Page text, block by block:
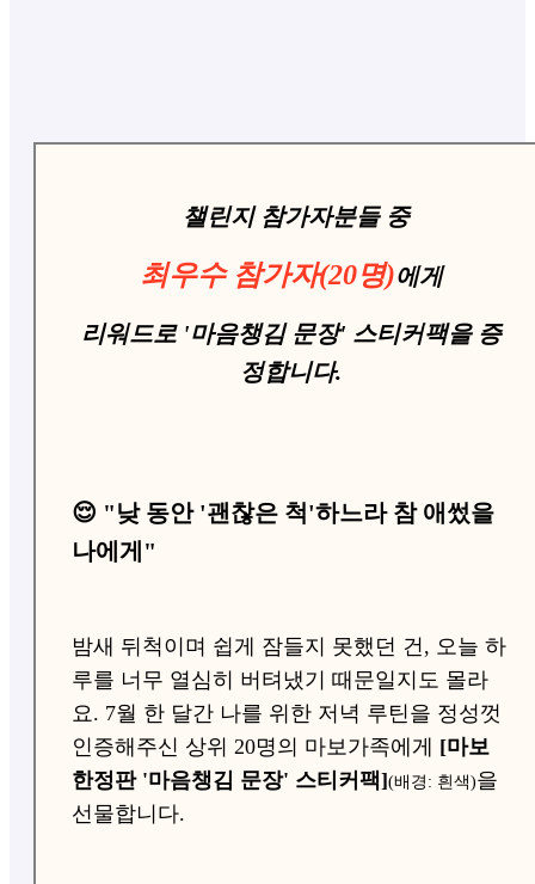
챌린지 참가자분들 중
최우수 참가자(20명)에게
리워드로 '마음챙김 문장' 스티커팩을증
정합니다.
😌 "낮 동안 '괜찮은 척'하느라 참 애썼을
나에게"
밤새 뒤척이며 쉽게 잠들지 못했던 건, 오늘 하
루를 너무 열심히 버텨냈기 때문일지도 몰라
요. 7월 한 달간 나를 위한 저녁 루틴을 정성껏
인증해주신 상위 20명의 마보가족에게 [마보
한정판 '마음챙김 문장' 스티커팩](배경: 흰색)을
선물합니다.